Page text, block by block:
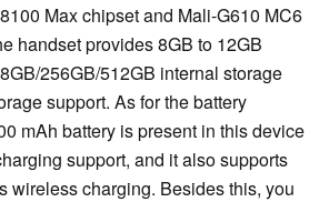
Max chipset and Mali-G610 MC6
handset provides 8GB to 12GB
256GB/512GB internal storage
support. As for the battery
mAh battery is present in this device
support, and it also supports
wireless charging. Besides this, you